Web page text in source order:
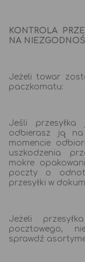
KONTROLA
NA
Jeżeli towar
paczkomatu:
Jeśli
odbierasz ją
momencie
uszkodzenia
mokre
poczty o
przesyłki w
Jeżeli
pocztowego,
sprawdź